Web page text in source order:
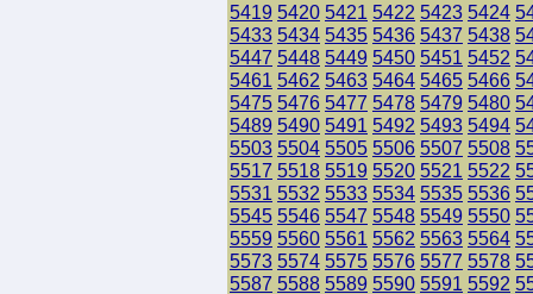
5419 5420 5421 5422 5423 5424
5433 5434 5435 5436 5437 5438
5447 5448 5449 5450 5451 5452
5461 5462 5463 5464 5465 5466
5475 5476 5477 5478 5479 5480
5489 5490 5491 5492 5493 5494
5503 5504 5505 5506 5507 5508
5517 5518 5519 5520 5521 5522
5531 5532 5533 5534 5535 5536
5545 5546 5547 5548 5549 5550
5559 5560 5561 5562 5563 5564
5573 5574 5575 5576 5577 5578
5587 5588 5589 5590 5591 5592